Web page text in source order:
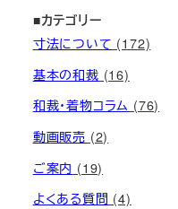
■カテゴリー
寸法について (172)
基本の和裁 (16)
和裁・着物コラム (76)
動画販売 (2)
ご案内 (19)
よくある質問 (4)